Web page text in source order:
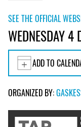
SEE THE OFFICIAL
WEDNESDAY
ADD TO
ORGANIZED BY: